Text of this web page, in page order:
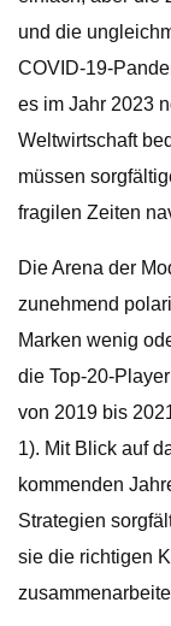
und die
COVID-19-
es im Jahr 2023
Weltwirtschaft
müssen
fragilen Zeiten
Die Arena der
zunehmend
Marken wenig
die Top-20-
von 2019 bis
1). Mit Blick auf
kommenden
Strategien
sie die richtigen